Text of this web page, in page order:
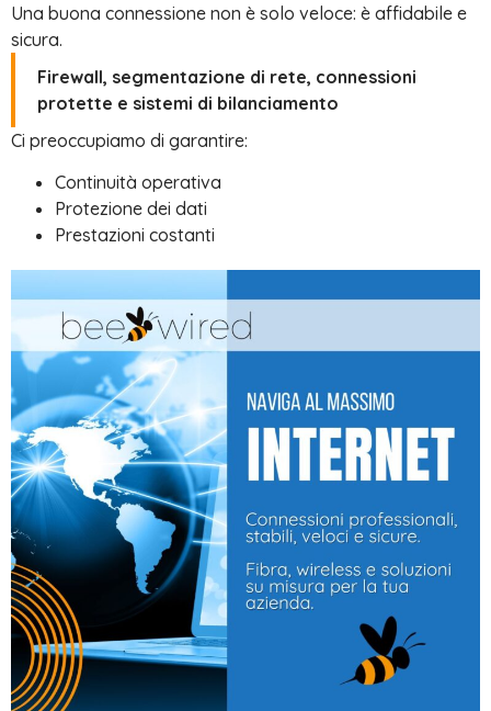
Una buona connessione non è solo veloce: è affidabile e
sicura.
Firewall, segmentazione di rete, connessioni
protette e sistemi di bilanciamento
Ci preoccupiamo di garantire:
Continuità operativa
Protezione dei dati
Prestazioni costanti